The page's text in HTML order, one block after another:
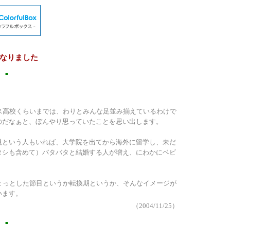
りました
■
校くらいまでは、わりとみんな足並み揃えているわけで
なぁと、ぼんやり思っていたことを思い出します。
いう人もいれば、大学院を出てから海外に留学し、未だ
も含めて）バタバタと結婚する人が増え、にわかにベビ
とした節目というか転換期というか、そんなイメージが
す。
（2004/11/25）
■